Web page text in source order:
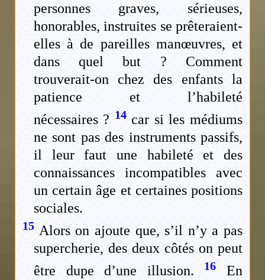
personnes graves, sérieuses,
honorables, instruites se prêteraient-
elles à de pareilles manœuvres, et
dans quel but ? Comment
trouverait-on chez des enfants la
patience et l’habileté
nécessaires ? 14car si les médiums
ne sont pas des instruments passifs,
il leur faut une habileté et des
connaissances incompatibles avec
un certain âge et certaines positions
sociales.
15 Alors on ajoute que, s’il n’y a pas
supercherie, des deux côtés on peut
être dupe d’une illusion.
16
En